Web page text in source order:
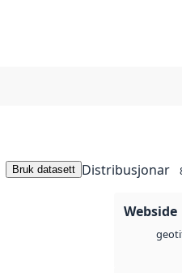
Bruk datasett Distribusjonar
Webside